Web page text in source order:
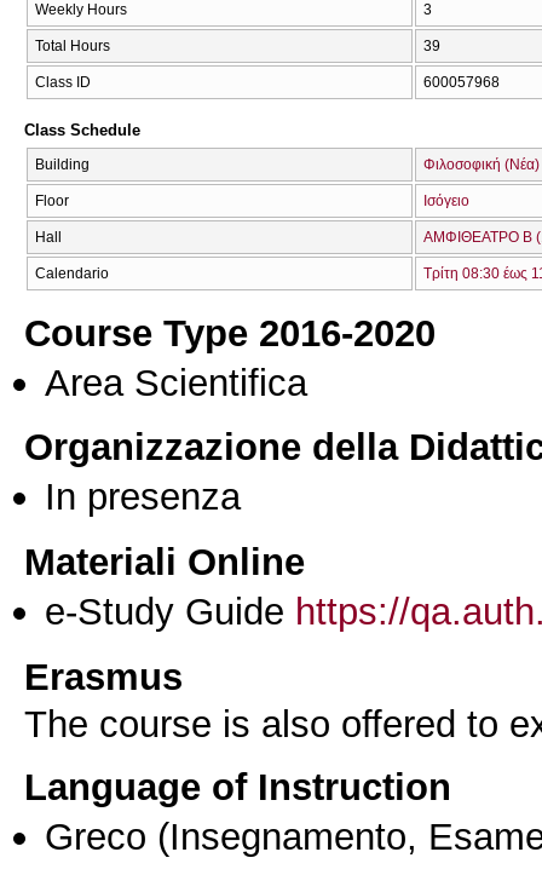
Weekly Hours 3
Total Hours 39
Class ID 600057968
Class Schedule
Building Φιλοσοφική (Νέα)
Floor Ισόγειο
Hall ΑΜΦΙΘΕΑΤΡΟ Β
Calendario Τρίτη 08:30 έως
Course Type 2016-2020
Area Scientifica
Organizzazione della
In presenza
Materiali Online
e-Study Guide https://
Erasmus
The course is also offered to
Language of Instruction
Greco (Insegnamento,